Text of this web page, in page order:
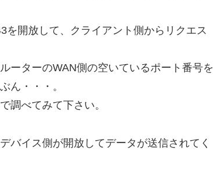
開放して、クライアント側からリクエス
ーターのWAN側の空いているポート番号を
ん・・・。
調べてみて下さい。
バイス側が開放してデータが送信されてく